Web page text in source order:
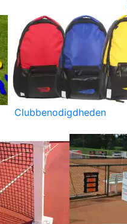
Clubbenodigdheden